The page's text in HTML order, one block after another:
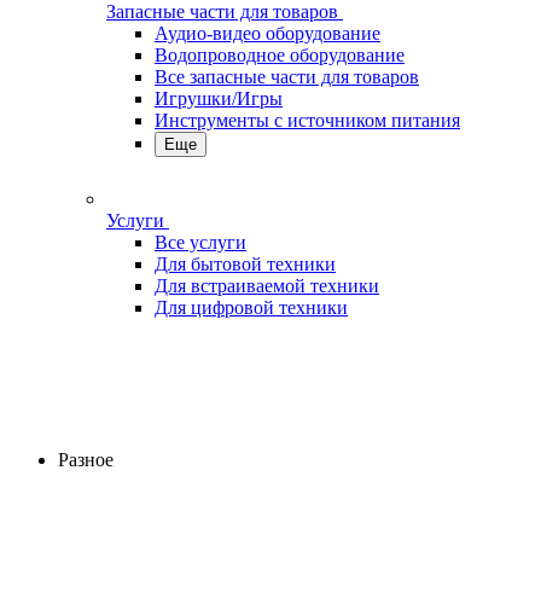
Запасные части для товаров
Аудио-видео оборудование
Водопроводное оборудование
Все запасные части для товаров
Игрушки/Игры
Инструменты с источником питания
Еще
Услуги
Все услуги
Для бытовой техники
Для встраиваемой техники
Для цифровой техники
Разное